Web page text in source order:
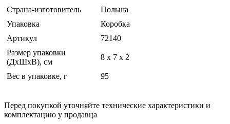
Страна-изготовитель
Польша
Упаковка
Коробка
Артикул
72140
Размер упаковки
(ДхШхВ), см
8 x 7 x 2
Вес в упаковке, г 95
Перед покупкой уточняйте технические характеристики и
комплектацию у продавца